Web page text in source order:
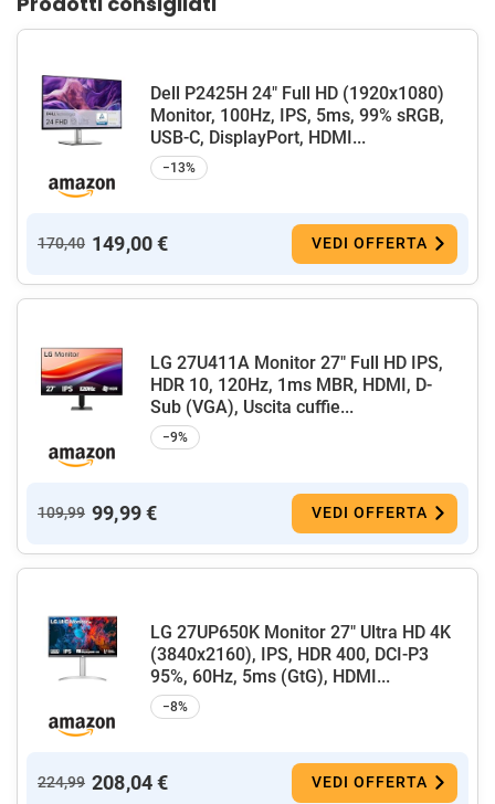
Dell P2425H 24" Full HD (1920x1080)
Monitor, 100Hz, IPS, 5ms, 99% sRGB,
USB-C, DisplayPort, HDMI...
−13%
170,40 149,00 € VEDI OFFERTA
LG 27U411A Monitor 27" Full HD IPS,
HDR 10, 120Hz, 1ms MBR, HDMI, D-
Sub (VGA), Uscita cuffie...
−9%
109,99 99,99 € VEDI OFFERTA
LG 27UP650K Monitor 27" Ultra HD 4K
(3840x2160), IPS, HDR 400, DCI-P3
95%, 60Hz, 5ms (GtG), HDMI...
−8%
224,99 208,04 € VEDI OFFERTA